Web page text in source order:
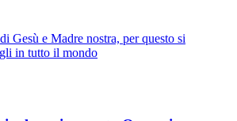
Gesù e Madre nostra, per questo si
in tutto il mondo